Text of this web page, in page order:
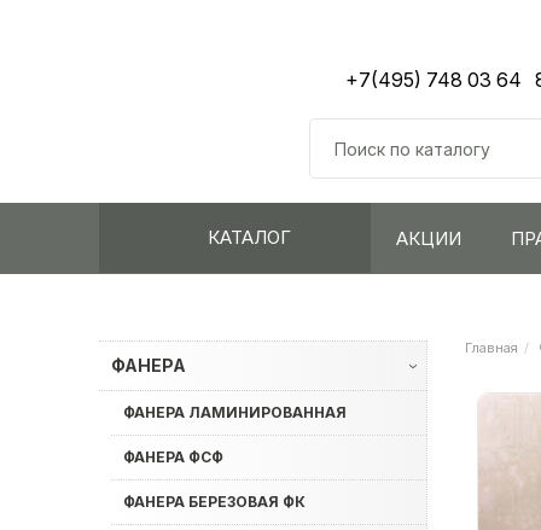
+7(495) 748 03 64
КАТАЛОГ АКЦИИ
ФАНЕРА ›
ФАНЕРА ЛАМИНИРОВАННАЯ
ФАНЕРА ФСФ
ФАНЕРА БЕРЕЗОВАЯ ФК
Главная